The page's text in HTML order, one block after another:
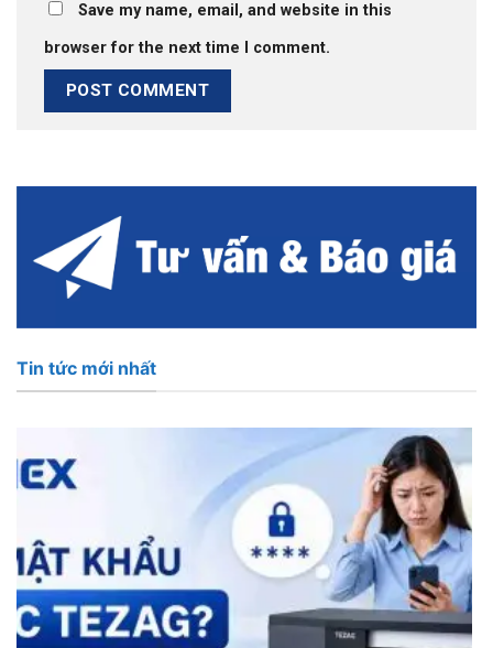
Save my name, email, and website in this
browser for the next time I comment.
Tin tức mới nhất